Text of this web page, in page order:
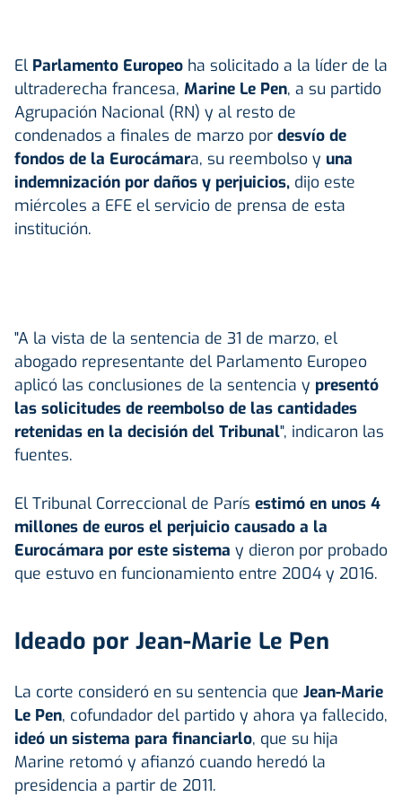
El Parlamento Europeo ha solicitado a la líder de la
ultraderecha francesa, Marine Le Pen, a su partido
Agrupación Nacional (RN) y al resto de
condenados a finales de marzo por desvío de
fondos de la Eurocámara, su reembolso y una
indemnización por daños y perjuicios, dijo este
miércoles a EFE el servicio de prensa de esta
institución.
"A la vista de la sentencia de 31 de marzo, el
abogado representante del Parlamento Europeo
aplicó las conclusiones de la sentencia y presentó
las solicitudes de reembolso de las cantidades
retenidas en la decisión del Tribunal", indicaron las
fuentes.
El Tribunal Correccional de París estimó en unos 4
millones de euros el perjuicio causado a la
Eurocámara por este sistema y dieron por probado
que estuvo en funcionamiento entre 2004 y 2016.
Ideado por Jean-Marie Le Pen
La corte consideró en su sentencia que Jean-Marie
Le Pen, cofundador del partido y ahora ya fallecido,
ideó un sistema para financiarlo, que su hija
Marine retomó y afianzó cuando heredó la
presidencia a partir de 2011.